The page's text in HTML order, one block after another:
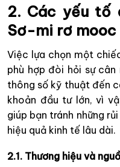
2. Các yếu tố
Sơ-mi rơ
Việc lựa chọn một
phù hợp đòi hỏi sự
thông số kỹ thuật đến
khoản đầu tư lớn, vì
giúp bạn tránh những
hiệu quả kinh tế lâu dài.
2.1. Thương hiệu và